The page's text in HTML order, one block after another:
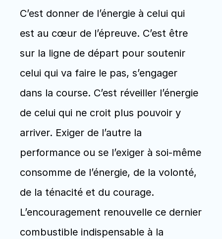
C’est donner de l’énergie à celui qui
est au cœur de l’épreuve. C’est être
sur la ligne de départ pour soutenir
celui qui va faire le pas, s’engager
dans la course. C’est réveiller l’énergie
de celui qui ne croit plus pouvoir y
arriver. Exiger de l’autre la
performance ou se l’exiger à soi-même
consomme de l’énergie, de la volonté,
de la ténacité et du courage.
L’encouragement renouvelle ce dernier
combustible indispensable à la